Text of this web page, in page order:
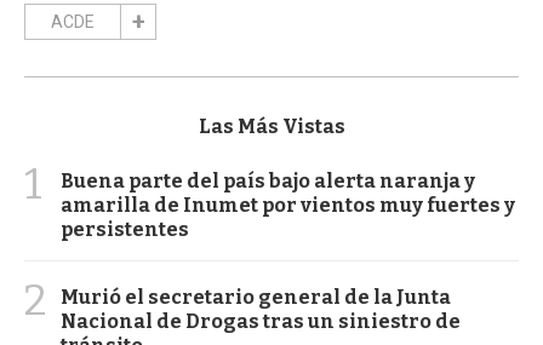
ACDE
Las Más Vistas
1
Buena parte del país bajo alerta naranja y
amarilla de Inumet por vientos muy fuertes y
persistentes
2
Murió el secretario general de la Junta
Nacional de Drogas tras un siniestro de